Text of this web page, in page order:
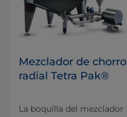
Mezclador de chorro
radial Tetra Pak®
La boquilla del mezclador